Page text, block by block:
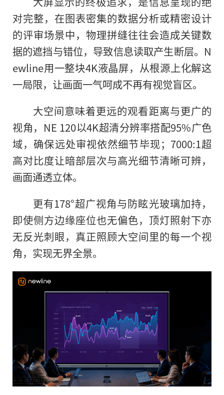
对完整，在图表密集的数据分析或精密设计
的评审场景中，物理拼缝往往会造成关键数
据的遮挡与错位，导致信息读取产生断层。N
ewline用一整块4K液晶屏，从根源上化解这
一局限，让画面一气呵成不再有视觉盲区。
大空间意味着更远的观看距离与更广的
视角，NE 120以4K超清分辨率搭配95%广色
域，确保远处审视依然细节毕现；7000:1超
高对比度让暗部层次与高光细节清晰可辨，
画面通透立体。
更有178°超广视角与防眩光玻璃加持，
即使侧方边缘座位也无偏色，顶灯照射下亦
无反光刺眼，真正照顾大空间里的每一个视
角，实现无界全景。